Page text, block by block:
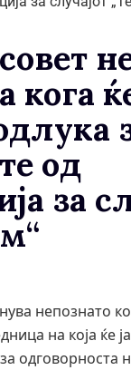
кога
од
за
непознато
на која ќе
одговорноста